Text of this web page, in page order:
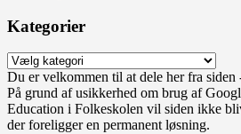
Kategorier
Kategorier
Du er velkommen til at dele her fra siden
På grund af usikkerhed om brug af
Education i Folkeskolen vil siden ikke
der foreligger en permanent løsning.